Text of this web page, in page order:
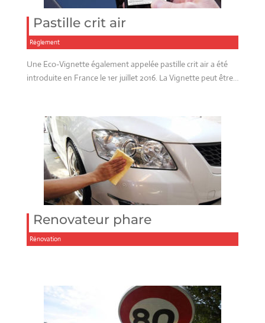
Pastille crit air
Réglement
Une Eco-Vignette également appelée pastille crit air a été
introduite en France le 1er juillet 2016. La Vignette peut être…
Renovateur phare
Rénovation